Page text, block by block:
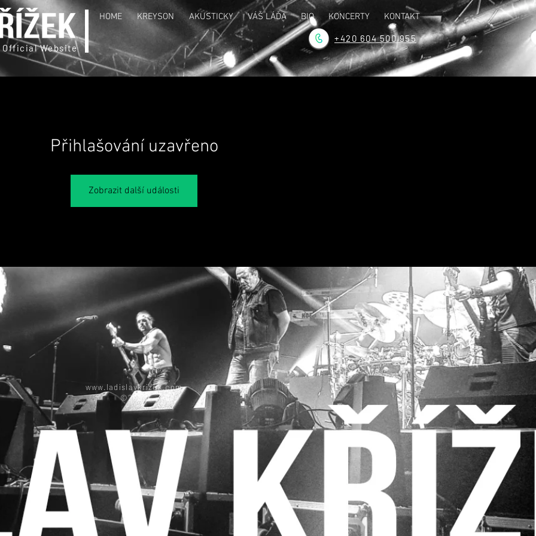
Official Website
HOME KREYSON AKUSTICKY VÁŠ LÁĎA BIO KONCERTY
KONTAKT
+420 604 500 955
Přihlašování uzavřeno
Zobrazit další události
www.ladislavkrizek.com
©2026